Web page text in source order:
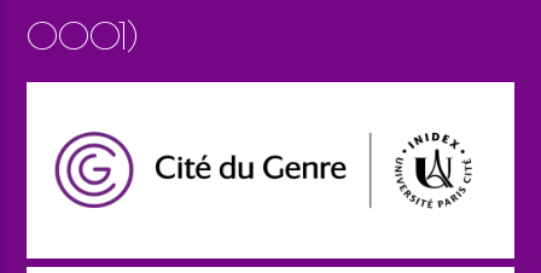
0001)